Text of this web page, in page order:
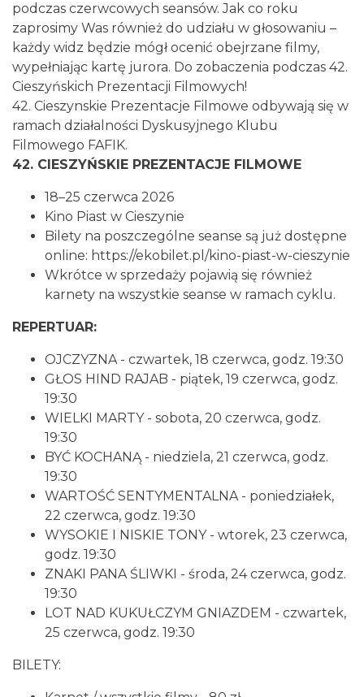
Cieszyn
2026-08-21
0.07 km
0.07 km
2026-08-09
0.09 km
Cieszyn
2026-08-16
0.09 km
podczas czerwcowych seansów. Jak co roku
zaprosimy Was również do udziału w głosowaniu –
każdy widz będzie mógł ocenić obejrzane filmy,
wypełniając kartę jurora. Do zobaczenia podczas 42.
Cieszyńskich Prezentacji Filmowych!
42. Cieszynskie Prezentacje Filmowe odbywają się w
ramach działalności Dyskusyjnego Klubu
Filmowego FAFIK.
42. CIESZYŃSKIE PREZENTACJE FILMOWE
18–25 czerwca 2026
Kino Piast w Cieszynie
Bilety na poszczególne seanse są już dostępne
online: https://ekobilet.pl/kino-piast-w-cieszynie
Wkrótce w sprzedaży pojawią się również
karnety na wszystkie seanse w ramach cyklu.
REPERTUAR:
OJCZYZNA - czwartek, 18 czerwca, godz. 19:30
GŁOS HIND RAJAB - piątek, 19 czerwca, godz.
19:30
WIELKI MARTY - sobota, 20 czerwca, godz.
19:30
BYĆ KOCHANĄ - niedziela, 21 czerwca, godz.
19:30
WARTOŚĆ SENTYMENTALNA - poniedziałek,
22 czerwca, godz. 19:30
WYSOKIE I NISKIE TONY - wtorek, 23 czerwca,
godz. 19:30
ZNAKI PANA ŚLIWKI - środa, 24 czerwca, godz.
19:30
LOT NAD KUKUŁCZYM GNIAZDEM - czwartek,
25 czerwca, godz. 19:30
BILETY: